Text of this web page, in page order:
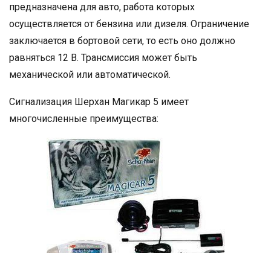
предназначена для авто, работа которых
осуществляется от бензина или дизеля. Ограничение
заключается в бортовой сети, то есть оно должно
равняться 12 В. Трансмиссия может быть
механической или автоматической.
Сигнализация Шерхан Магикар 5 имеет
многочисленные преимущества: